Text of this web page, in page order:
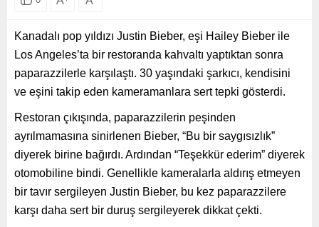
Kanadalı pop yıldızı Justin Bieber, eşi Hailey Bieber ile
Los Angeles’ta bir restoranda kahvaltı yaptıktan sonra
paparazzilerle karşılaştı. 30 yaşındaki şarkıcı, kendisini
ve eşini takip eden kameramanlara sert tepki gösterdi.
Restoran çıkışında, paparazzilerin peşinden
ayrılmamasına sinirlenen Bieber, “Bu bir saygısızlık”
diyerek birine bağırdı. Ardından “Teşekkür ederim” diyerek
otomobiline bindi. Genellikle kameralarla aldırış etmeyen
bir tavır sergileyen Justin Bieber, bu kez paparazzilere
karşı daha sert bir duruş sergileyerek dikkat çekti.